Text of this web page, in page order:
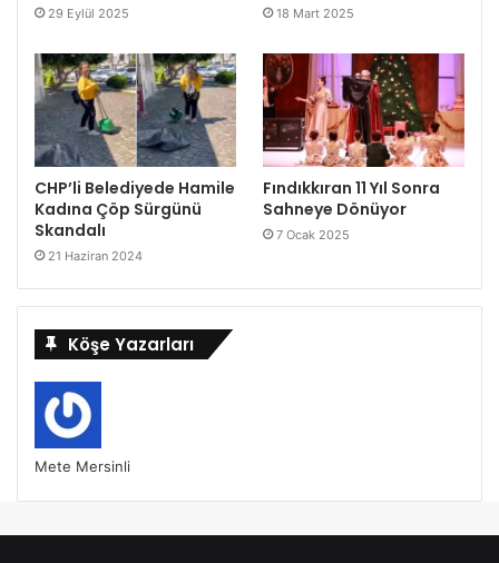
29 Eylül 2025 18 Mart 2025
CHP’li Belediyede Hamile
Kadına Çöp Sürgünü
Skandalı
21 Haziran 2024
Fındıkkıran 11 Yıl Sonra
Sahneye Dönüyor
7 Ocak 2025
Köşe Yazarları
Mete Mersinli